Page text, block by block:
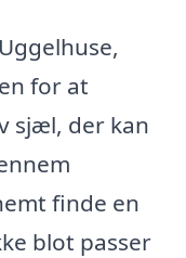
for at
sjæl, der kan
finde en
blot passer